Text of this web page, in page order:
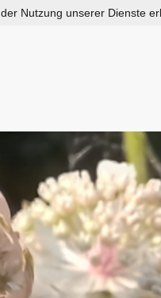
Nutzung unserer Dienste